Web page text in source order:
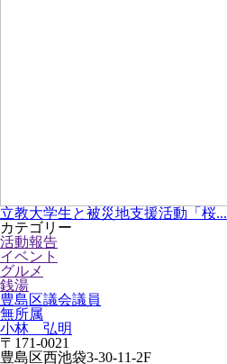
立教大学生と被災地支援活動「桜...
カテゴリー
活動報告
イベント
グルメ
銭湯
豊島区議会議員
無所属
小林 弘明
〒171-0021
豊島区西池袋3-30-11-2F